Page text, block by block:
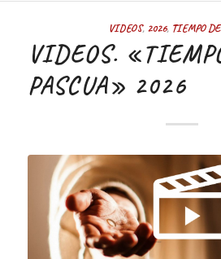
VIDEOS, 2026, TIEMPO
VIDEOS.
PASCUA» 2026